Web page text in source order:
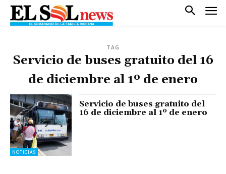
TAG
Servicio de buses gratuito del 16
de diciembre al 1º de enero
NOTICIAS
Servicio de buses gratuito del
16 de diciembre al 1º de enero